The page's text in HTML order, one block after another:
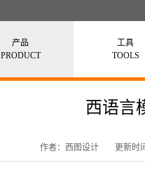
产品
PRODUCT
工具
TOOLS
西语言
作者：西图设计 更新时